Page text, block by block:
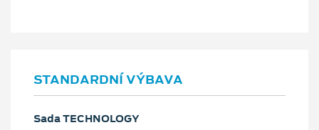
STANDARDNÍ VÝBAVA
Sada TECHNOLOGY